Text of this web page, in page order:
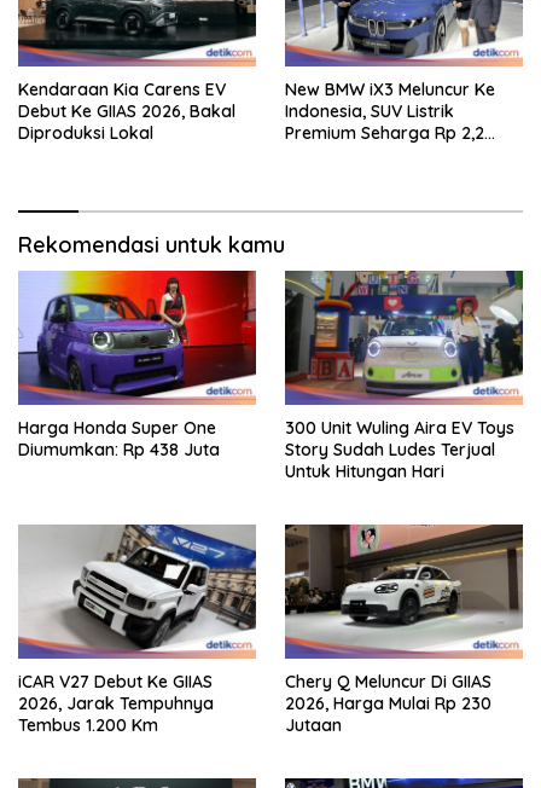
Kendaraan Kia Carens EV
Debut Ke GIIAS 2026, Bakal
Diproduksi Lokal
New BMW iX3 Meluncur Ke
Indonesia, SUV Listrik
Premium Seharga Rp 2,2
Rekomendasi untuk kamu
Harga Honda Super One
Diumumkan: Rp 438 Juta
300 Unit Wuling Aira EV Toys
Story Sudah Ludes Terjual
Untuk Hitungan Hari
iCAR V27 Debut Ke GIIAS
2026, Jarak Tempuhnya
Tembus 1.200 Km
Chery Q Meluncur Di GIIAS
2026, Harga Mulai Rp 230
Jutaan